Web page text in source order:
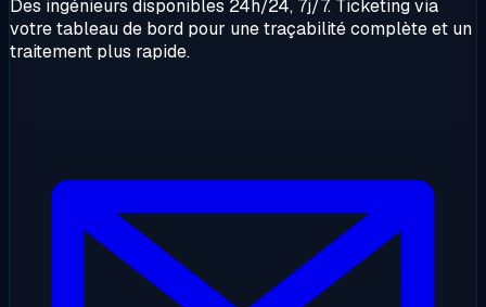
Des ingénieurs disponibles 24h/24, 7j/7. Ticketing via
votre tableau de bord pour une traçabilité complète et un
traitement plus rapide.